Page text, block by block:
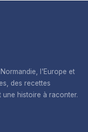
l'Europe et
des recettes
histoire à raconter.